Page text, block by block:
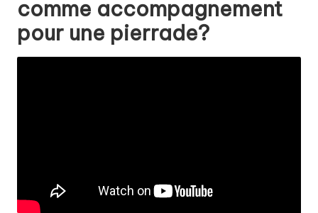
comme accompagnement
pour une pierrade?